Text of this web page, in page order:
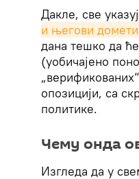
Дакле, све
и његови
дана тешко да
(уобичајено
опозицији, са
политике.
Чему онда
Изгледа да у